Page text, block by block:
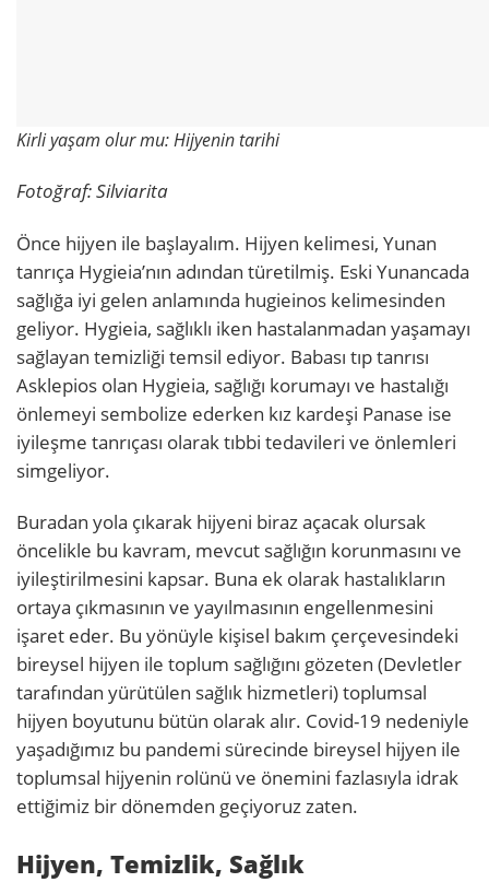
Kirli yaşam olur mu: Hijyenin tarihi
Fotoğraf: Silviarita
Önce hijyen ile başlayalım. Hijyen kelimesi, Yunan
tanrıça Hygieia’nın adından türetilmiş. Eski Yunancada
sağlığa iyi gelen anlamında hugieinos kelimesinden
geliyor. Hygieia, sağlıklı iken hastalanmadan yaşamayı
sağlayan temizliği temsil ediyor. Babası tıp tanrısı
Asklepios olan Hygieia, sağlığı korumayı ve hastalığı
önlemeyi sembolize ederken kız kardeşi Panase ise
iyileşme tanrıçası olarak tıbbi tedavileri ve önlemleri
simgeliyor.
Buradan yola çıkarak hijyeni biraz açacak olursak
öncelikle bu kavram, mevcut sağlığın korunmasını ve
iyileştirilmesini kapsar. Buna ek olarak hastalıkların
ortaya çıkmasının ve yayılmasının engellenmesini
işaret eder. Bu yönüyle kişisel bakım çerçevesindeki
bireysel hijyen ile toplum sağlığını gözeten (Devletler
tarafından yürütülen sağlık hizmetleri) toplumsal
hijyen boyutunu bütün olarak alır. Covid-19 nedeniyle
yaşadığımız bu pandemi sürecinde bireysel hijyen ile
toplumsal hijyenin rolünü ve önemini fazlasıyla idrak
ettiğimiz bir dönemden geçiyoruz zaten.
Hijyen, Temizlik, Sağlık